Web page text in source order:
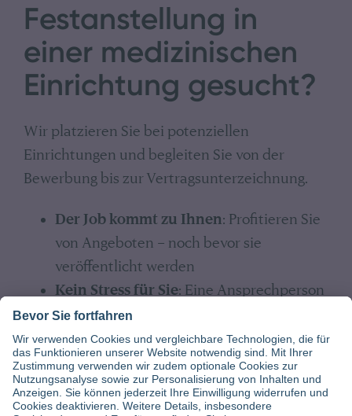
Festanstellung in
einer medizinischen
Einrichtung gesucht?
Wir platzieren Sie bei potenziellen
Einrichtungen und begleiten Sie von der
Bewerbung bis zur Vertragsunterzeichnung.
Der Job kommt zu Ihnen: Profitieren Sie
von Angeboten – noch bevor sie
veröffentlicht werden
Kein Stress für Sie: Eine Ansprechperson
ist bei jedem Schritt an Ihrer Seite und
vermittelt Sie in die Festanstellung
Perfekt vorbereitet: Wir machen Sie fit
für das Vorstellungsgespräch